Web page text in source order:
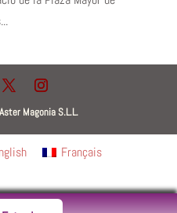
Magonia S.L.L.
Français